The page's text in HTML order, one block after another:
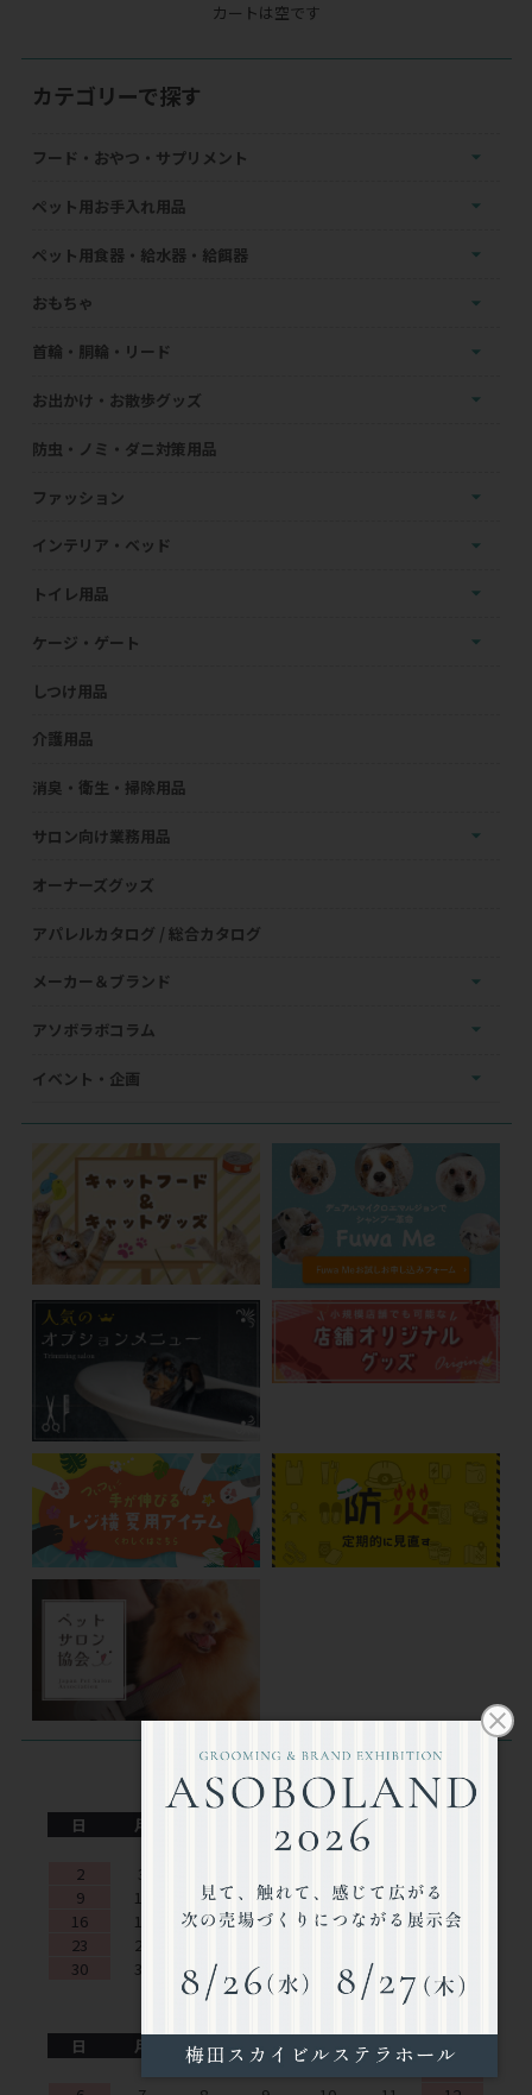
カートは空です
カテゴリーで探す
フード・おやつ・サプリメント
ペット用お手入れ用品
ペット用食器・給水器・給餌器
おもちゃ
首輪・胴輪・リード
お出かけ・お散歩グッズ
防虫・ノミ・ダニ対策用品
ファッション
インテリア・ベッド
トイレ用品
ケージ・ゲート
しつけ用品
介護用品
消臭・衛生・掃除用品
サロン向け業務用品
オーナーズグッズ
アパレルカタログ / 総合カタログ
メーカー＆ブランド
アソボラボコラム
イベント・企画
2026年8月
日
月
2
3
9
10 11 12 13 14
16
17 18 19 20 21
22
23
24
30
31
日
月 火 水 木 金
土
1